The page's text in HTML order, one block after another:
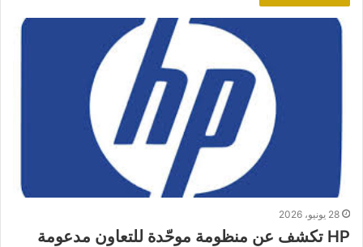
28 يونيو، 2026
HP تكشف عن منظومة موحّدة للتعاون مدعومة